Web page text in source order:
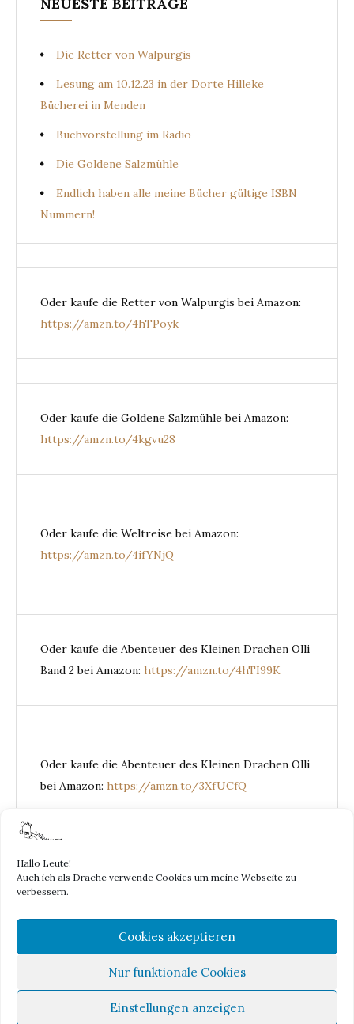
Hallo Leute!
Auch ich als Drache verwende Cookies um meine Webseite zu
verbessern.
Cookies akzeptieren
Nur funktionale Cookies
Einstellungen anzeigen
Die Retter von Walpurgis
Lesung am 10.12.23 in der Dorte Hilleke
Bücherei in Menden
Buchvorstellung im Radio
Die Goldene Salzmühle
Endlich haben alle meine Bücher gültige ISBN
Nummern!
Oder kaufe die Retter von Walpurgis bei Amazon:
https://amzn.to/4hTPoyk
Oder kaufe die Goldene Salzmühle bei Amazon:
https://amzn.to/4kgvu28
Oder kaufe die Weltreise bei Amazon:
https://amzn.to/4ifYNjQ
Oder kaufe die Abenteuer des Kleinen Drachen Olli
Band 2 bei Amazon: https://amzn.to/4hTI99K
Oder kaufe die Abenteuer des Kleinen Drachen Olli
bei Amazon: https://amzn.to/3XfUCfQ
DER KLEINE
DRACHE
OLLI